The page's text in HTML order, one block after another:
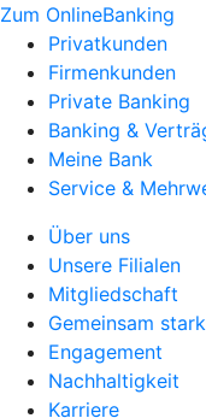
Zum OnlineBanking
Privatkunden
Firmenkunden
Private Banking
Banking &
Meine Bank
Service &
Über uns
Unsere Filialen
Mitgliedschaft
Gemeinsam
Engagement
Nachhaltigkeit
Karriere